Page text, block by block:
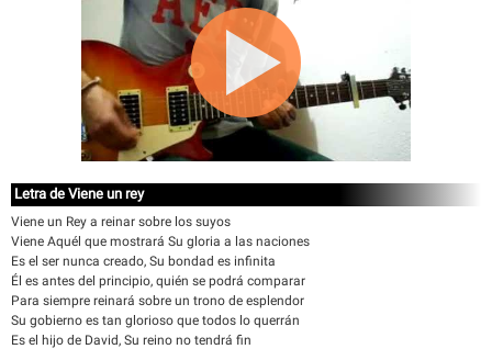
Letra de Viene un rey
Viene un Rey a reinar sobre los suyos
Viene Aquél que mostrará Su gloria a las naciones
Es el ser nunca creado, Su bondad es infinita
Él es antes del principio, quién se podrá comparar
Para siempre reinará sobre un trono de esplendor
Su gobierno es tan glorioso que todos lo querrán
Es el hijo de David, Su reino no tendrá fin